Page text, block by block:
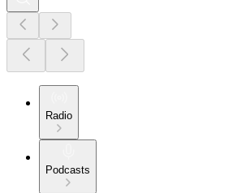
Radio
Podcasts